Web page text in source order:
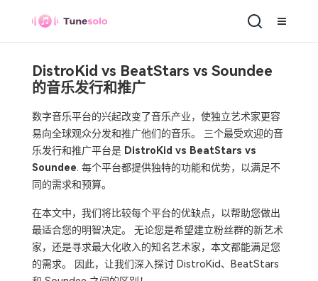
DistroKid vs BeatStars vs Soundee
的音乐发行和推广
数字音乐平台的兴起改变了音乐产业，使独立艺术家更容
易向全球观众分发和推广他们的音乐。 三个最受欢迎的音
乐发行和推广平台是 DistroKid vs BeatStars vs
Soundee . 每个平台都提供独特的功能和优势，以满足不
同的需求和预算。
在本文中，我们将比较每个平台的优缺点，以帮助您做出
最适合您的明智决定。 无论您是希望建立粉丝群的新艺术
家，还是寻求最大化收入的知名艺术家，本文都能满足您
的需求。 因此，让我们深入探讨 DistroKid、BeatStars